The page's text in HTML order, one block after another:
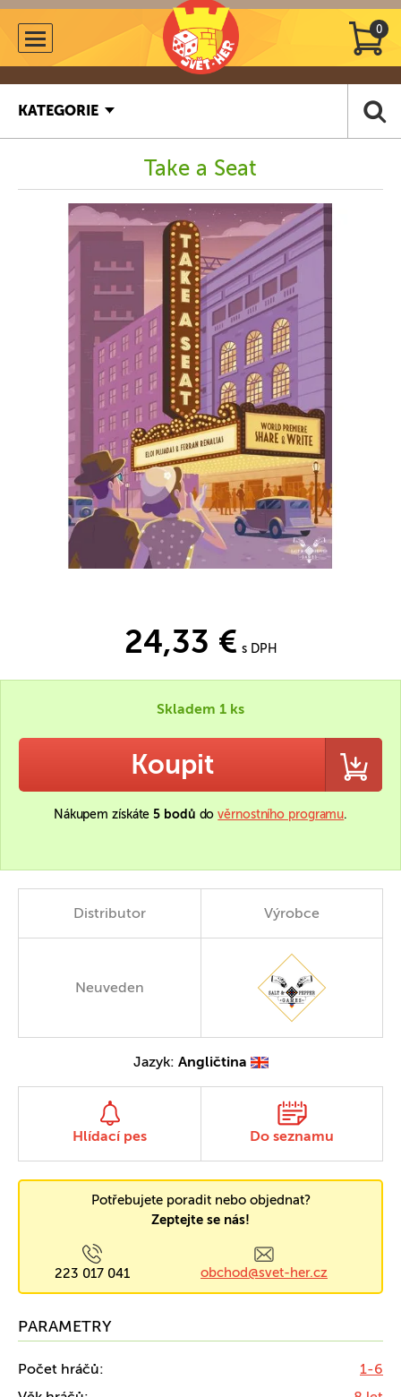
0
KATEGORIE
Take a Seat
24,33 € s DPH
Skladem 1 ks
Koupit
Nákupem získáte5 bodů dověrnostního programu.
Distributor Výrobce
Neuveden
Jazyk: Angličtina
Hlídací pes Do seznamu
Potřebujete poradit nebo objednat?
Zeptejte se nás!
223 017 041 obchod@svet-her.cz
PARAMETRY
Počet hráčů:
1-6